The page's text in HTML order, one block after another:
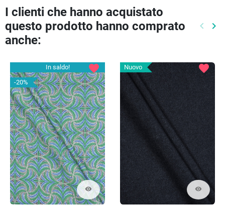
I clienti che hanno acquistato
questo prodotto hanno comprato
anche:
keyboard_arrow_left keyboard_arrow_right
In saldo!
-20%
visibility
favorite Nuovo
visibility
favorite